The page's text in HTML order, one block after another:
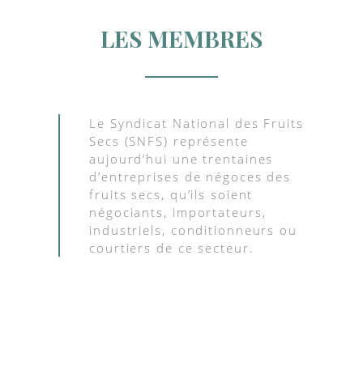
LES MEMBRES
Le Syndicat National des Fruits
Secs (SNFS) représente
aujourd’hui une trentaines
d’entreprises de négoces des
fruits secs, qu’ils soient
négociants, importateurs,
industriels, conditionneurs ou
courtiers de ce secteur.